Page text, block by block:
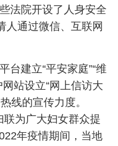
法院开设了人身安全
人通过微信、互联网
台建立“平安家庭”“维
站设立“网上信访大
线的宣传力度。
为广大妇女群众提
年疫情期间，当地